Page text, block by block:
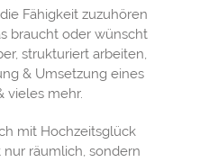
Fähigkeit zuzuhören
braucht oder wünscht
strukturiert arbeiten,
& Umsetzung eines
vieles mehr.
mit Hochzeitsglück
räumlich, sondern